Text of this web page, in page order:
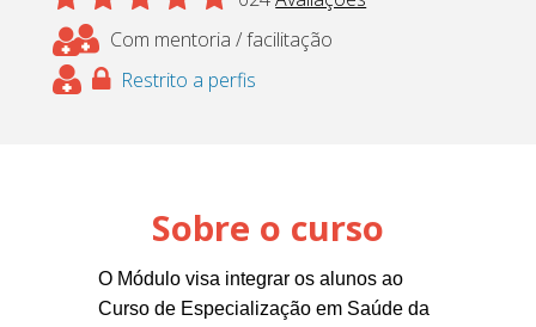
Com mentoria / facilitação
Restrito a perfis
Sobre o curso
O Módulo visa integrar os alunos ao
Curso de Especialização em Saúde da